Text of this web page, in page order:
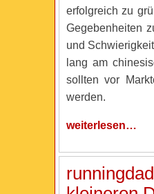
erfolgreich zu
Gegebenheiten
und
lang am
sollten vor
werden.
weiterlesen…